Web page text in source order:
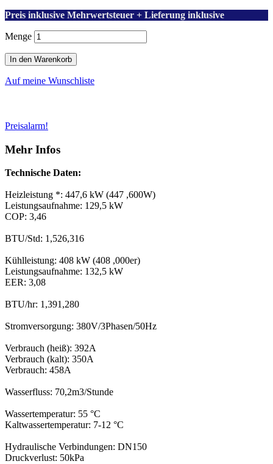
Preis inklusive Mehrwertsteuer + Lieferung inklusive
Menge
In den Warenkorb
Auf meine Wunschliste
Preisalarm!
Mehr Infos
Technische Daten:
Heizleistung *: 447,6 kW (447 ,600W)
Leistungsaufnahme: 129,5 kW
COP: 3,46
BTU/Std: 1,526,316
Kühlleistung: 408 kW (408 ,000er)
Leistungsaufnahme: 132,5 kW
EER: 3,08
BTU/hr: 1,391,280
Stromversorgung: 380V/3Phasen/50Hz
Verbrauch (heiß): 392A
Verbrauch (kalt): 350A
Verbrauch: 458A
Wasserfluss: 70,2m3/Stunde
Wassertemperatur: 55 °C
Kaltwassertemperatur: 7-12 °C
Hydraulische Verbindungen: DN150
Druckverlust: 50kPa